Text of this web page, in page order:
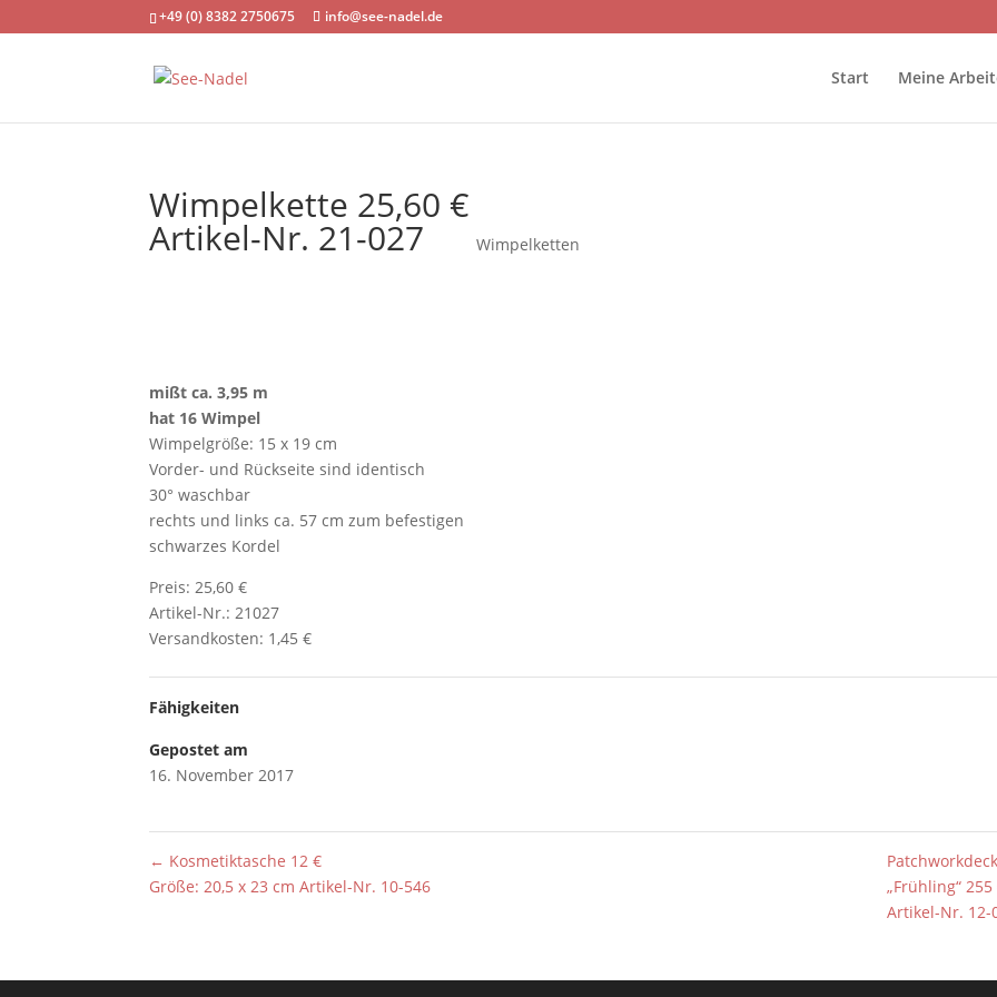
+49 (0) 8382 2750675 info@see-nadel.de
Start Meine
Wimpelkette 25,60 €
Artikel-Nr. 21-027 Wimpelketten
mißt ca. 3,95 m
hat 16 Wimpel
Wimpelgröße: 15 x 19 cm
Vorder- und Rückseite sind identisch
30° waschbar
rechts und links ca. 57 cm zum befestigen
schwarzes Kordel
Preis: 25,60 €
Artikel-Nr.: 21027
Versandkosten: 1,45 €
Fähigkeiten
Gepostet am
16. November 2017
← Kosmetiktasche 12 €
Größe: 20,5 x 23 cm Artikel-Nr. 10-546
„Frühling“ 255
Artikel-Nr. 12-